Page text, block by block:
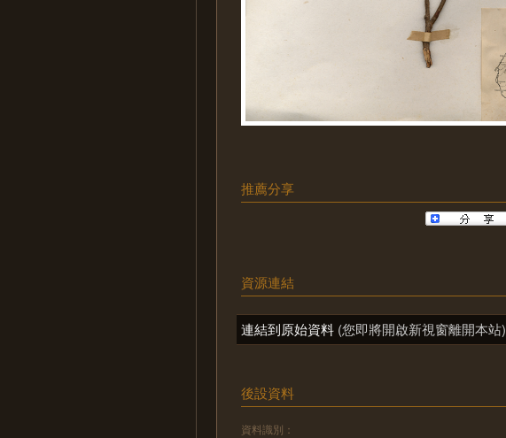
推薦分享
資源連結
連結到原始資料 (您即將開啟新視窗離開本站)
後設資料
資料識別：